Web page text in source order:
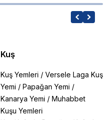
Kuş
Kuş Yemleri / Versele Laga Kuş
Yemi / Papağan Yemi /
Kanarya Yemi / Muhabbet
Kuşu Yemleri